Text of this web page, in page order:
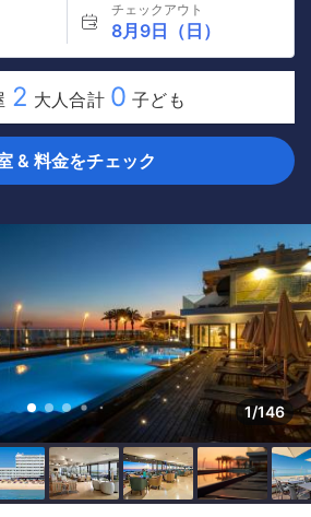
チェックアウト
8月9日（日）
2 大人合計 0 子ども
& 料金をチェック
1/146